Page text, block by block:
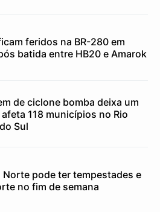
feridos na BR-280 em
batida entre HB20 e Amarok
de ciclone bomba deixa um
118 municípios no Rio
Sul
Norte pode ter tempestades e
no fim de semana